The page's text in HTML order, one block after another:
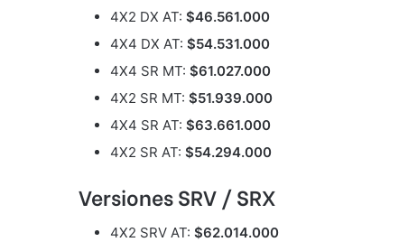
4X2 DX AT: $46.561.000
4X4 DX AT: $54.531.000
4X4 SR MT: $61.027.000
4X2 SR MT: $51.939.000
4X4 SR AT: $63.661.000
4X2 SR AT: $54.294.000
Versiones SRV / SRX
4X2 SRV AT: $62.014.000